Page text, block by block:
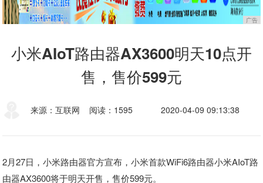
广告
小米AIoT路由器AX3600明天10点开
售，售价599元
来源：互联网 阅读：1595 2020-04-09 09:13:38
2月27日，小米路由器官方宣布，小米首款WiFi6路由器小米AIoT路
由器AX3600将于明天开售，售价599元。